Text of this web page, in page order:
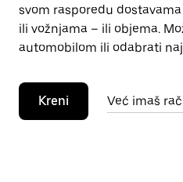
svom rasporedu
ili vožnjama – ili objema.
automobilom ili odabrati
Kreni Već imaš